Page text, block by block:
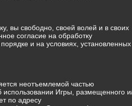
вы свободно, своей волей и в своих
согласие на обработку
и на условиях, установленных
неотъемлемой частью
использовании Игры, размещенного
по адресу